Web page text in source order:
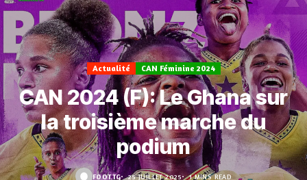
Actualité CAN Féminine 2024
CAN 2024 (F): Le Ghana sur
la troisième marche du
podium
FOOT.TG 25 JUILLET 2025 1 MINS READ